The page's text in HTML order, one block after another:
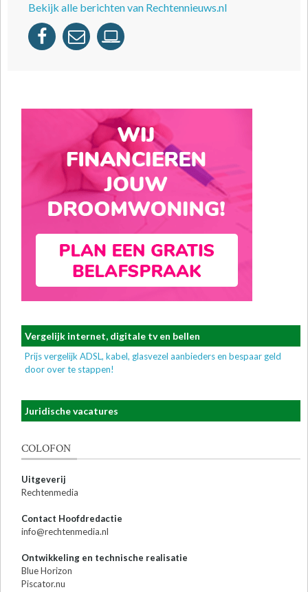
Bekijk alle berichten van Rechtennieuws.nl
Vergelijk internet, digitale tv en bellen
Prijs vergelijk ADSL, kabel, glasvezel aanbieders en bespaar geld
door over te stappen!
Juridische vacatures
COLOFON
Uitgeverij
Rechtenmedia
Contact Hoofdredactie
info@rechtenmedia.nl
Ontwikkeling en technische realisatie
Blue Horizon
Piscator.nu